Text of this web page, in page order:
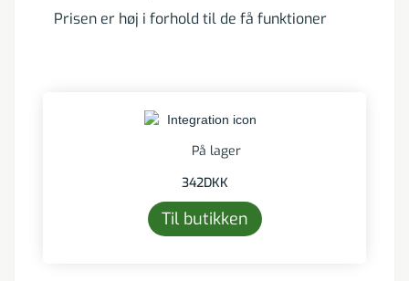
Prisen er høj i forhold til de få funktioner
På lager
342DKK
Til butikken